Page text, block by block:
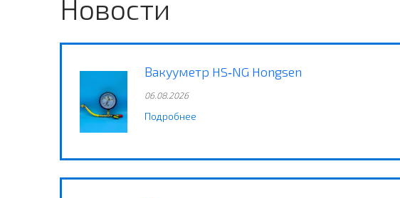
Новости
Вакууметр HS‑NG Hongsen
06.08.2026
Подробнее